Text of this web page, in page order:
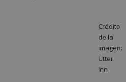
Crédito
de la
imagen:
Utter
Inn